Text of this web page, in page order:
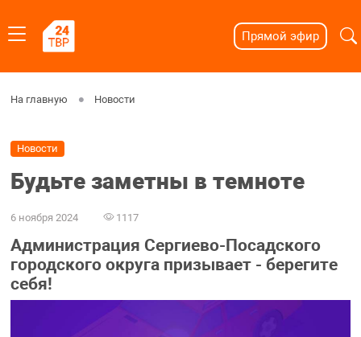
Прямой эфир
На главную Новости
Новости
Будьте заметны в темноте
6 ноября 2024 1117
Администрация Сергиево-Посадского
городского округа призывает - берегите
себя!